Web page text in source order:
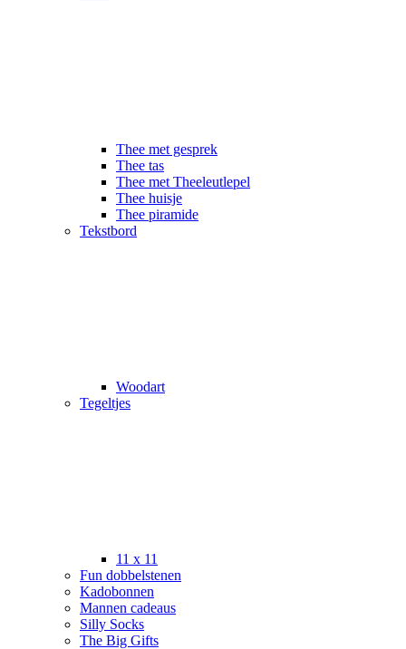
Thee met gesprek
Thee tas
Thee met Theeleutlepel
Thee huisje
Thee piramide
Tekstbord
Woodart
Tegeltjes
11 x 11
Fun dobbelstenen
Kadobonnen
Mannen cadeaus
Silly Socks
The Big Gifts